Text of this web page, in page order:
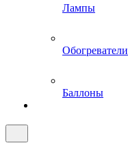
Лампы
Обогреватели
Баллоны